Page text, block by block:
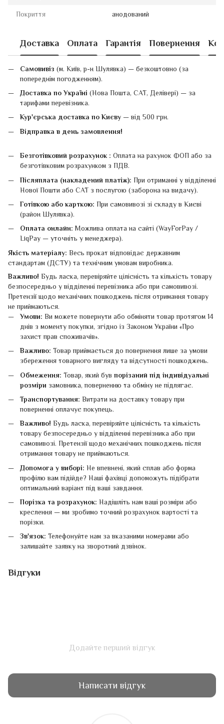
Покриття анодований
Доставка Оплата Гарантія Повернення
Самовивіз (м. Київ, р-н Шулявка) — безкоштовно (за
попереднім погодженням).
Доставка по Україні (Нова Пошта, САТ, Делівері) — за
тарифами перевізника.
Кур'єрська доставка по Києву — від 500 грн.
Відправка в день замовлення!
Безготівковий розрахунок : Оплата на рахунок ФОП або за
безготівковим розрахунком з ПДВ.
Післяплата (накладений платіж): При отриманні у відділенні
Нової Пошти або САТ з послугою (заборона на видачу).
Готівкою або карткою: При самовивозі зі складу в Києві
(район Шулявка).
Оплата онлайн: Можлива оплата на сайті (WayForPay /
LiqPay — уточніть у менеджера).
Якість матеріалу: Весь прокат відповідає державним
стандартам (ДСТУ) та технічним умовам виробника.
Важливо! Будь ласка, перевіряйте цілісність та кількість товару
безпосередньо у відділенні перевізника або при самовивозі.
Претензії щодо механічних пошкоджень після отримання товару
не приймаються.
Умови: Ви можете повернути або обміняти товар протягом 14
днів з моменту покупки, згідно із Законом України «Про
захист прав споживачів».
Важливо: Товар приймається до повернення лише за умови
збереження товарного вигляду та відсутності пошкоджень.
Обмеження: Товар, який був порізаний під індивідуальні
розміри замовника, поверненню та обміну не підлягає.
Транспортування: Витрати на доставку товару при
поверненні оплачує покупець.
Важливо! Будь ласка, перевіряйте цілісність та кількість
товару безпосередньо у відділенні перевізника або при
самовивозі. Претензії щодо механічних пошкоджень після
отримання товару не приймаються.
Допомога у виборі: Не впевнені, який сплав або форма
профілю вам підійде? Наші фахівці допоможуть підібрати
оптимальний варіант під ваші завдання.
Порізка та розрахунок: Надішліть нам ваші розміри або
креслення — ми зробимо точний розрахунок вартості та
порізки.
Зв'язок: Телефонуйте нам за вказаними номерами або
залишайте заявку на зворотний дзвінок.
Відгуки
Додайте перший відгук
Написати відгук